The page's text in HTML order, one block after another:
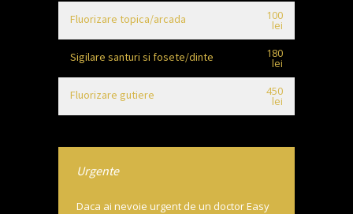
Fluorizare topica/arcada 100
lei
Sigilare santuri si fosete/dinte 180
lei
Fluorizare gutiere 450
lei
Urgente
Daca ai nevoie urgent de un doctor Easy